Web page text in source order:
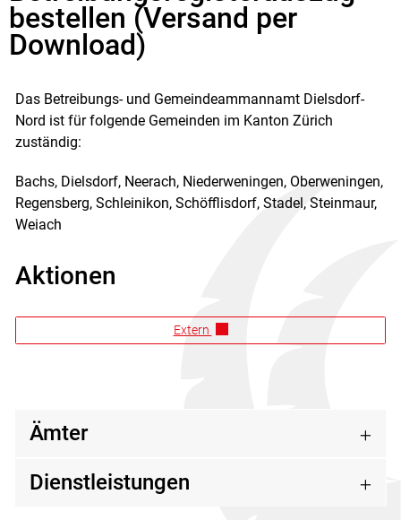
bestellen (Versand per
Download)
Das Betreibungs- und Gemeindeammannamt Dielsdorf-
Nord ist für folgende Gemeinden im Kanton Zürich
zuständig:
Bachs, Dielsdorf, Neerach, Niederweningen, Oberweningen,
Regensberg, Schleinikon, Schöfflisdorf, Stadel, Steinmaur,
Weiach
Aktionen
Extern
Zugehörige Objekte
Ämter
Dienstleistungen